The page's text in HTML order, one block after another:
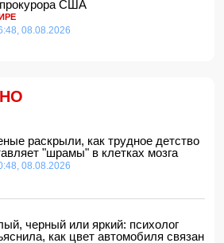
трудное детство оставляет
количество угроз во время
изъято около 30 кг наркотиков
Азербайджана и Армении
США
08.08.2026
раскрыли, как трудное детство
"шрамы" в клетках мозга
08.08.2026
черный или яркий: психолог
как цвет автомобиля связан